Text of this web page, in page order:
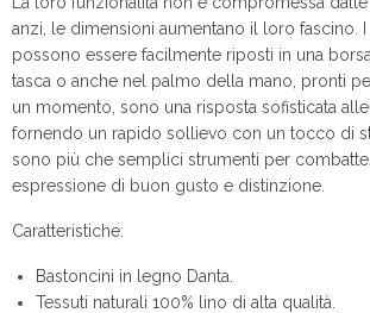
anzi, le dimensioni aumentano il loro fascino.
possono essere facilmente riposti in una
tasca o anche nel palmo della mano, pronti
un momento, sono una risposta sofisticata
fornendo un rapido sollievo con un tocco di
sono più che semplici strumenti per
espressione di buon gusto e distinzione.
Caratteristiche:
Bastoncini in legno Danta.
Tessuti naturali 100% lino di alta qualità.